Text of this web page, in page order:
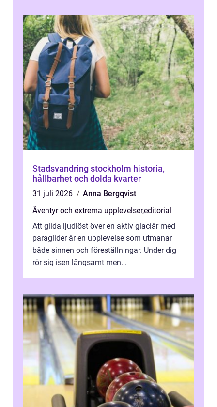
Stadsvandring stockholm historia,
hållbarhet och dolda kvarter
31 juli 2026
Anna Bergqvist
Äventyr och extrema upplevelser,editorial
Att glida ljudlöst över en aktiv glaciär med
paraglider är en upplevelse som utmanar
både sinnen och föreställningar. Under dig
rör sig isen långsamt men...